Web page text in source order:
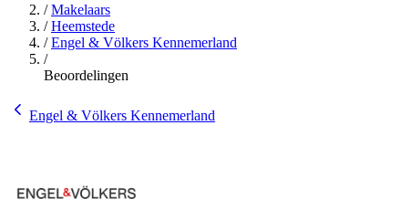
/Makelaars
/Heemstede
/Engel & Völkers Kennemerland
/
Beoordelingen
Engel & Völkers Kennemerland